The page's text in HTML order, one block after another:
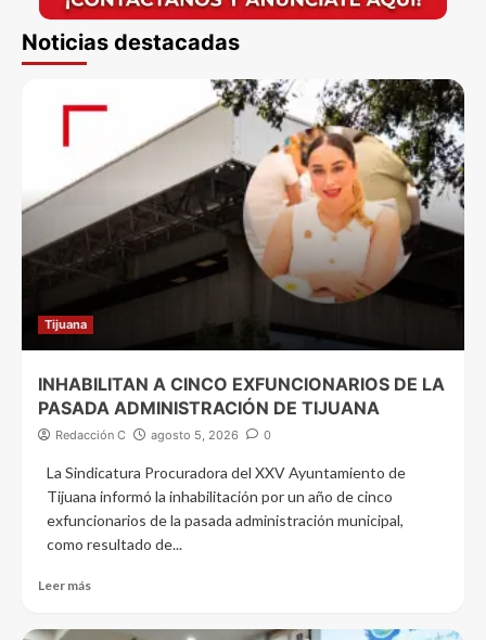
Noticias destacadas
Tijuana
INHABILITAN A CINCO EXFUNCIONARIOS DE LA
PASADA ADMINISTRACIÓN DE TIJUANA
Redacción C agosto 5, 2026 0
La Sindicatura Procuradora del XXV Ayuntamiento de
Tijuana informó la inhabilitación por un año de cinco
exfuncionarios de la pasada administración municipal,
como resultado de...
Leer más